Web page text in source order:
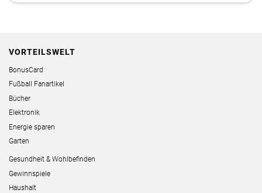
VORTEILSWELT
BonusCard
Fußball Fanartikel
Bücher
Elektronik
Energie sparen
Garten
Gesundheit & Wohlbefinden
Gewinnspiele
Haushalt